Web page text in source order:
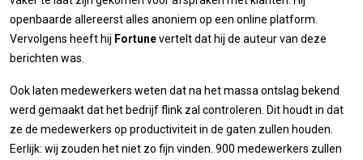
openbaarde allereerst alles anoniem op een online platform.
Vervolgens heeft hij Fortunevertelt dat hij de auteur van deze
berichten was.
Ook laten medewerkers weten dat na het massa ontslag bekend
werd gemaakt dat het bedrijf flink zal controleren. Dit houdt in dat
ze de medewerkers op productiviteit in de gaten zullen houden.
Eerlijk: wij zouden het niet zo fijn vinden. 900 medewerkers zullen